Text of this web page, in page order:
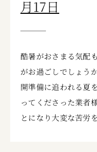
月17日
酷暑がおさまる気配
がお過ごしでしょう
開準備に追われる夏
ってくださった業者
とになり大変な苦労